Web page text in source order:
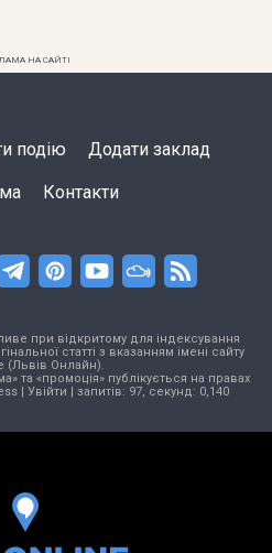
НА САЙТІ
подію Додати заклад
Контакти
при відкритому для індексування
статті з вказанням імені сайту
(Львів Онлайн).
та «промоція» публікується на правах
| Увійти | запитів: 97, секунд: 0,140